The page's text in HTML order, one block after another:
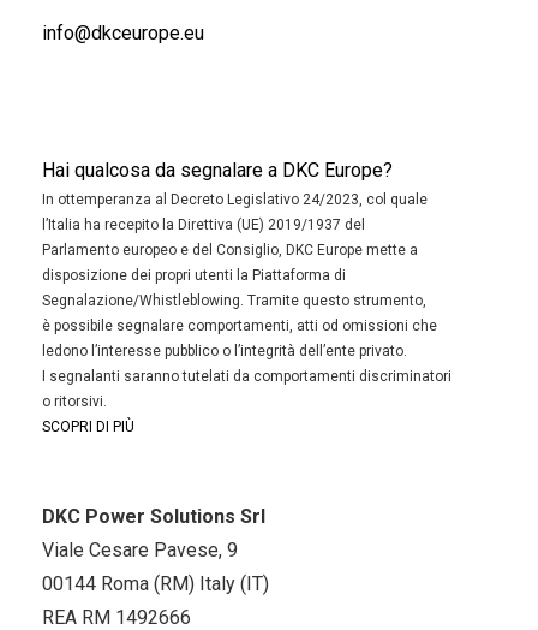
info@dkceurope.eu
Hai qualcosa da segnalare a DKC Europe?
In ottemperanza al Decreto Legislativo 24/2023, col quale
l’Italia ha recepito la Direttiva (UE) 2019/1937 del
Parlamento europeo e del Consiglio, DKC Europe mette a
disposizione dei propri utenti la Piattaforma di
Segnalazione/Whistleblowing. Tramite questo strumento,
è possibile segnalare comportamenti, atti od omissioni che
ledono l’interesse pubblico o l’integrità dell’ente privato.
I segnalanti saranno tutelati da comportamenti discriminatori
o ritorsivi.
SCOPRI DI PIÙ
DKC Power Solutions Srl
Viale Cesare Pavese, 9
00144 Roma (RM) Italy (IT)
REA RM 1492666